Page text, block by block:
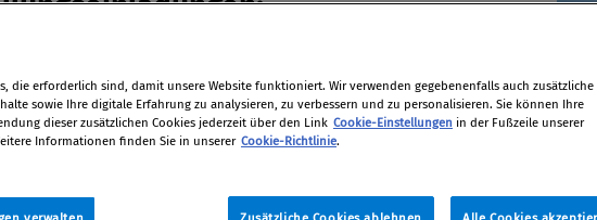
verbotenes
platzierte sein
einer Galerie.
die erforderlich sind, damit unsere Website funktioniert. Wir verwenden gegebenenfalls auch zusätzliche
sowie Ihre digitale Erfahrung zu analysieren, zu verbessern und zu personalisieren. Sie können Ihre
dieser zusätzlichen Cookies jederzeit über den Link Cookie-Einstellungen in der Fußzeile unserer
Informationen finden Sie in unserer Cookie-Richtlinie.